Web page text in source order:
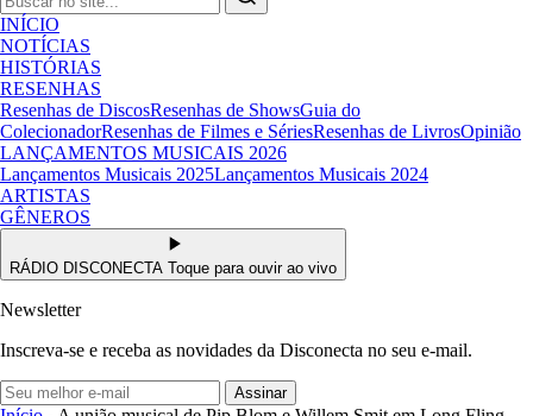
INÍCIO
NOTÍCIAS
HISTÓRIAS
RESENHAS
Resenhas de DiscosResenhas de ShowsGuia do
ColecionadorResenhas de Filmes e SériesResenhas de LivrosOpinião
LANÇAMENTOS MUSICAIS 2026
Lançamentos Musicais 2025Lançamentos Musicais 2024
ARTISTAS
GÊNEROS
RÁDIO DISCONECTA Toque para ouvir ao vivo
Newsletter
Inscreva-se e receba as novidades da Disconecta no seu e-mail.
Assinar